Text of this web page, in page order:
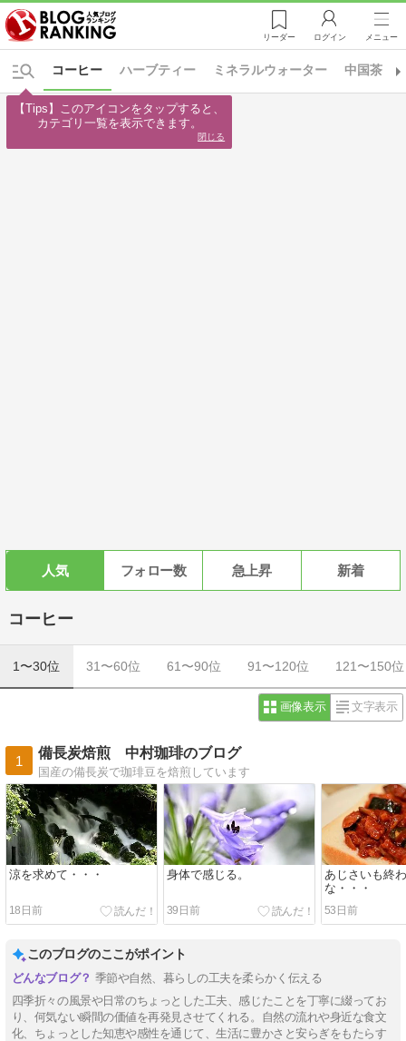
リーダー ログイン メニュー
コーヒー ハーブティー ミネラルウォーター 中国茶
人気 フォロー数 急上昇 新着
コーヒー
1〜30位 31〜60位 61〜90位 91〜120位 121〜150位
画像表示 文字表示
1
備長炭焙煎 中村珈琲のブログ
国産の備長炭で珈琲豆を焙煎しています
涼を求めて・・・
18日前
身体で感じる。
39日前
あじさいも終
な・・・
53日前
このブログのここがポイント
季節や自然、暮らしの工夫を柔らかく伝える
四季折々の風景や日常のちょっとした工夫、感じたことを丁寧に綴ってお
り、何気ない瞬間の価値を再発見させてくれる。自然の流れや身近な食文
化、ちょっとした知恵や感性を通じて、生活に豊かさと安らぎをもたらす
【Tips】このアイコンをタップすると、
カテゴリ一覧を表示できます。
閉じる